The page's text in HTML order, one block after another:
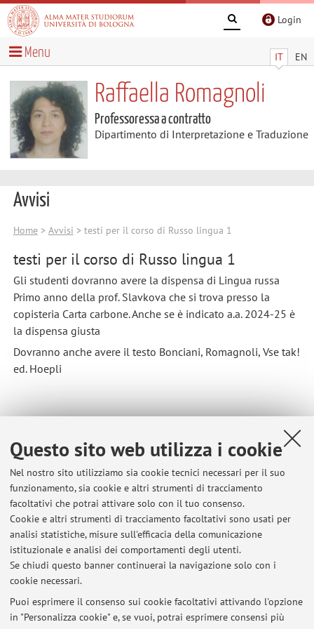
Questo sito web utilizza i cookie
Nel nostro sito utilizziamo sia cookie tecnici necessari per il suo
funzionamento, sia cookie e altri strumenti di tracciamento
facoltativi che potrai attivare solo con il tuo consenso.
Cookie e altri strumenti di tracciamento facoltativi sono usati per
analisi statistiche, misure sull'efficacia della comunicazione
istituzionale e analisi dei comportamenti degli utenti.
Se chiudi questo banner continuerai la navigazione solo con i
cookie necessari.
Puoi esprimere il consenso sui cookie facoltativi attivando l'opzione
in "Personalizza cookie" e, se vuoi, potrai esprimere consensi più
Login
IT EN
Menu
Raffaella Romagnoli
Professoressa a contratto
Dipartimento di Interpretazione e Traduzione
Avvisi
Home> Avvisi > testi per il corso di Russo lingua 1
testi per il corso di Russo lingua 1
Gli studenti dovranno avere la dispensa di Lingua russa
Primo anno della prof. Slavkova che si trova presso la
copisteria Carta carbone. Anche se è indicato a.a. 2024-25 è
la dispensa giusta
Dovranno anche avere il testo Bonciani, Romagnoli, Vse tak!
ed. Hoepli
Pubblicato il: 28 settembre 2025
Ultimi avvisi
Ricevimento
Pubblicato il: 21 novembre 2025
MATERIALI per il corso di Traduzione dal russo in italiano 1
Pubblicato il: 27 ottobre 2025